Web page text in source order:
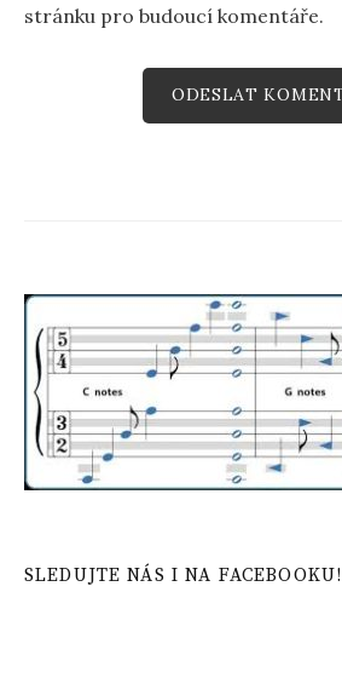
stránku pro budoucí komentáře.
SLEDUJTE NÁS I NA FACEBOOKU!